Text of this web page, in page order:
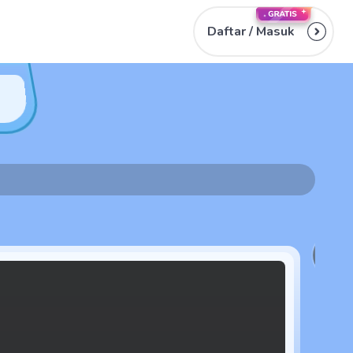
Daftar / Masuk